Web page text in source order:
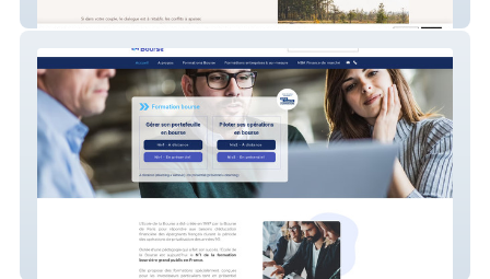
Sophie Sébastien
Ecole de la Bourse ( Formation de bourse